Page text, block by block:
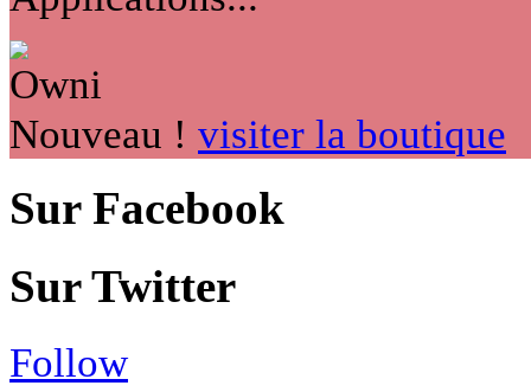
Nouveau ! visiter la boutique
Sur Facebook
Sur Twitter
Follow